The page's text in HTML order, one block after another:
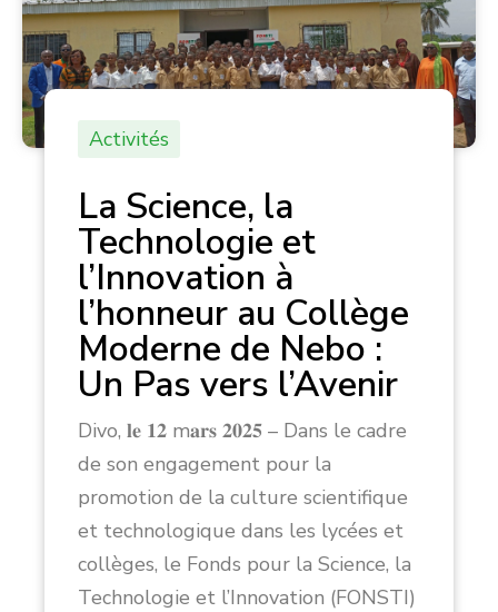
Activités
La Science, la
Technologie et
l’Innovation à
l’honneur au Collège
Moderne de Nebo :
Un Pas vers l’Avenir
Divo, 𝐥𝐞 𝟏𝟐 m𝐚𝐫𝐬 𝟐𝟎𝟐𝟓 – Dans le cadre
de son engagement pour la
promotion de la culture scientifique
et technologique dans les lycées et
collèges, le Fonds pour la Science, la
Technologie et l’Innovation (FONSTI)